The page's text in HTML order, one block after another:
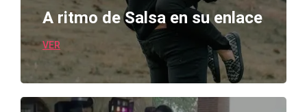
A ritmo de Salsa en su enlace
VER